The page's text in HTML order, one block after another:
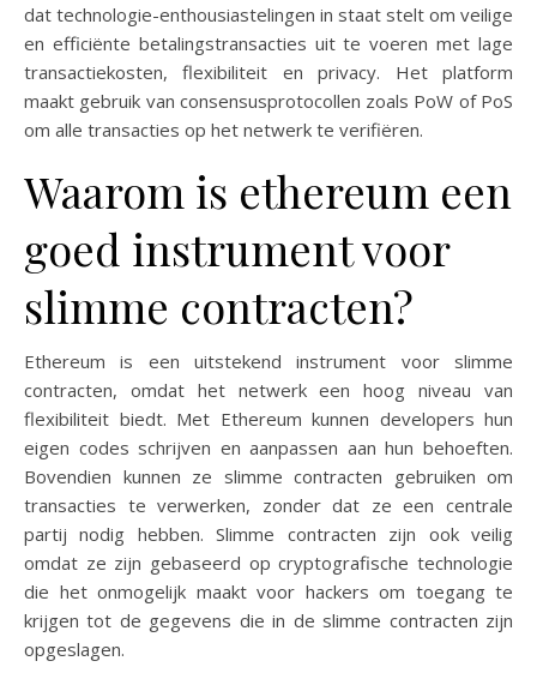
dat technologie-enthousiastelingen in staat stelt om veilige
en efficiënte betalingstransacties uit te voeren met lage
transactiekosten, flexibiliteit en privacy. Het platform
maakt gebruik van consensusprotocollen zoals PoW of PoS
om alle transacties op het netwerk te verifiëren.
Waarom is ethereum een
goed instrument voor
slimme contracten?
Ethereum is een uitstekend instrument voor slimme
contracten, omdat het netwerk een hoog niveau van
flexibiliteit biedt. Met Ethereum kunnen developers hun
eigen codes schrijven en aanpassen aan hun behoeften.
Bovendien kunnen ze slimme contracten gebruiken om
transacties te verwerken, zonder dat ze een centrale
partij nodig hebben. Slimme contracten zijn ook veilig
omdat ze zijn gebaseerd op cryptografische technologie
die het onmogelijk maakt voor hackers om toegang te
krijgen tot de gegevens die in de slimme contracten zijn
opgeslagen.